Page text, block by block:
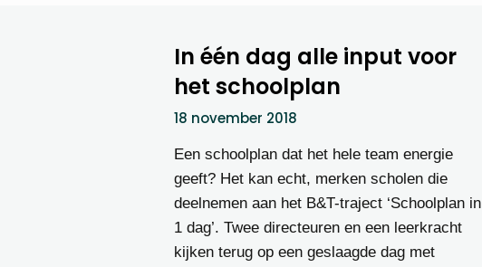
In één dag alle input voor
het schoolplan
18 november 2018
Een schoolplan dat het hele team energie
geeft? Het kan echt, merken scholen die
deelnemen aan het B&T-traject ‘Schoolplan in
1 dag’. Twee directeuren en een leerkracht
kijken terug op een geslaagde dag met